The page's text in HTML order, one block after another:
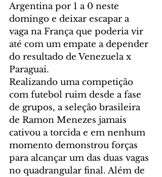
Argentina por 1 a 0 neste
domingo e deixar escapar a
vaga na França que poderia vir
até com um empate a depender
do resultado de Venezuela x
Paraguai.
Realizando uma competição
com futebol ruim desde a fase
de grupos, a seleção brasileira
de Ramon Menezes jamais
cativou a torcida e em nenhum
momento demonstrou forças
para alcançar um das duas vagas
no quadrangular final. Além de